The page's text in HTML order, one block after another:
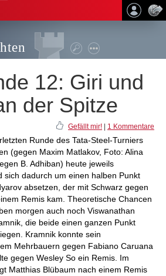
12: Giri und
der Spitze
Gefällt mir! 1 Kommentare
Runde des Tata-Steel-Turniers
(gegen Maxim Matlakov, Foto: Alina
B. Adhiban) heute jeweils
sich dadurch um einen halben Punkt
absetzen, der mit Schwarz gegen
Remis kam. Theoretische Chancen
morgen auch noch Viswanathan
die beide einen ganzen Punkt
Kramnik konnte sein
Mehrbauern gegen Fabiano Caruana
gegen Wesley So ein Remis. Im
Matthias Blübaum nach einem Remis